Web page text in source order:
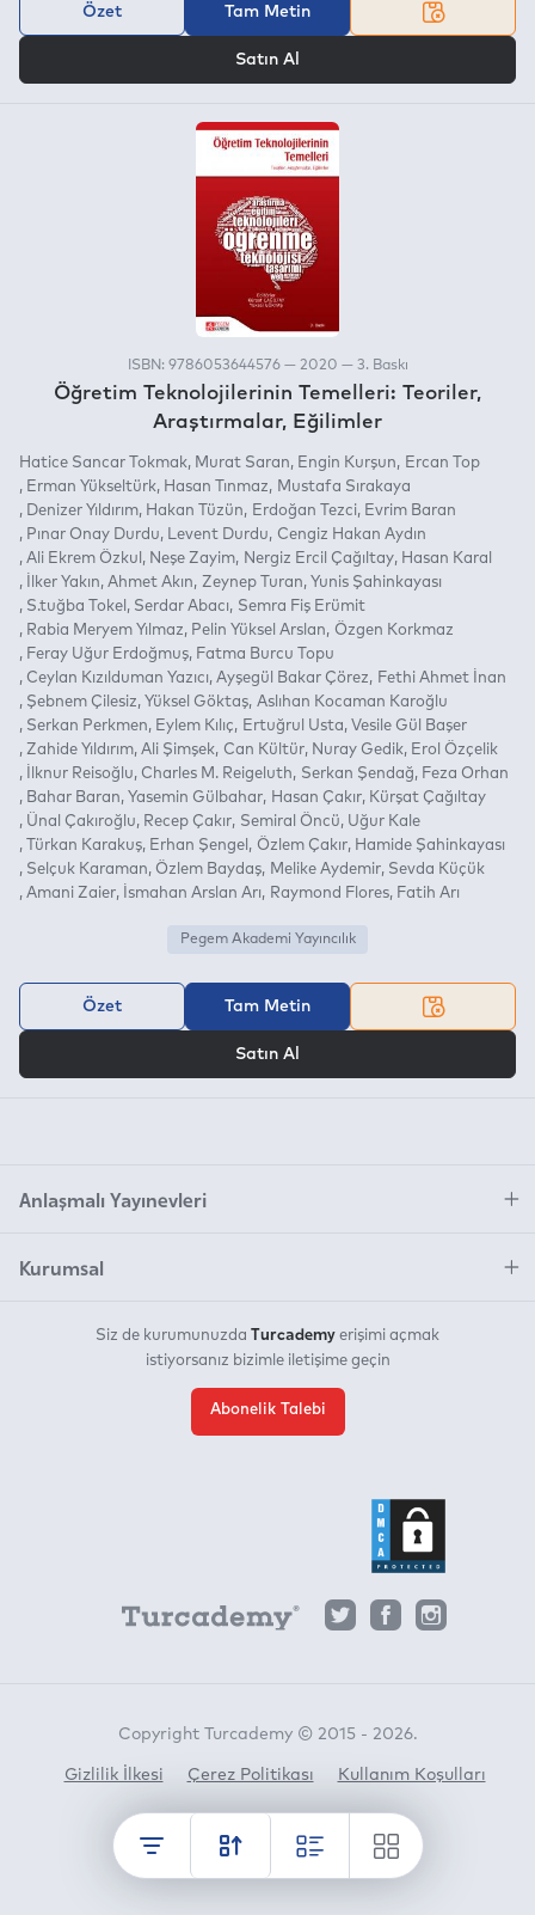
Özet Tam Metin
Satın Al
ISBN: 9786053644576 — 2020 — 3. Baskı
Öğretim Teknolojilerinin Temelleri: Teoriler,
Araştırmalar, Eğilimler
Hatice Sancar Tokmak Murat Saran Engin Kurşun
Ercan Top
Erman Yükseltürk
Hasan Tınmaz
Mustafa Sırakaya
Denizer Yıldırım
Hakan Tüzün Erdoğan Tezci
Evrim Baran
Pınar Onay Durdu
Levent Durdu
Cengiz Hakan Aydın
Ali Ekrem Özkul
Neşe Zayim Nergiz Ercil Çağıltay
Hasan Karal
İlker Yakın Ahmet Akın Zeynep Turan
Yunis Şahinkayası
S.tuğba Tokel
Serdar Abacı
Semra Fiş Erümit
Rabia Meryem Yılmaz
Pelin Yüksel Arslan
Özgen Korkmaz
Feray Uğur Erdoğmuş
Fatma Burcu Topu
Ceylan Kızılduman Yazıcı Ayşegül Bakar Çörez
Fethi Ahmet İnan
Şebnem Çilesiz
Yüksel Göktaş Aslıhan Kocaman Karoğlu
Serkan Perkmen
Eylem Kılıç Ertuğrul Usta Vesile Gül Başer
Zahide Yıldırım Ali Şimşek Can Kültür Nuray Gedik
Erol Özçelik
İlknur Reisoğlu
Charles M. Reigeluth Serkan Şendağ
Feza Orhan
Bahar Baran
Yasemin Gülbahar Hasan Çakır
Kürşat Çağıltay
Ünal Çakıroğlu
Recep Çakır Semiral Öncü
Uğur Kale
Türkan Karakuş
Erhan Şengel Özlem Çakır
Hamide Şahinkayası
Selçuk Karaman
Özlem Baydaş Melike Aydemir Sevda Küçük
Amani Zaier
İsmahan Arslan Arı Raymond Flores Fatih Arı
Pegem Akademi Yayıncılık
Özet Tam Metin
Satın Al
Anlaşmalı Yayınevleri
Kurumsal
Siz de kurumunuzda Turcademy erişimi açmak
istiyorsanız bizimle iletişime geçin
Abonelik Talebi
Copyright Turcademy © 2015 - 2026.
Gizlilik İlkesi Çerez Politikası Kullanım Koşulları
crafted by Horato